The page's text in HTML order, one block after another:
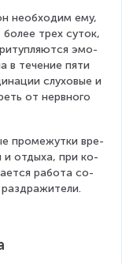
необ­хо­дим ему,
трех суток,
эмо­
в течение пяти
слуховые и
от нервного
про­ме­жут­ки вре­
и от­ды­ха, при ко­
ра­бо­та со­